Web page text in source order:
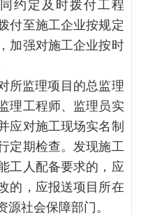
约定及时拨付工程
付至施工企业按规定
加强对施工企业按时
所监理项目的总监理
理工程师、监理员实
应对施工现场实名制
定期检查。发现施工
工人配备要求的，应
的，应报送项目所在
社会保障部门。